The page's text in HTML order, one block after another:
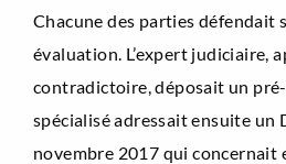
Chacune des parties défendait
évaluation. L’expert judiciaire,
contradictoire, déposait un
spécialisé adressait ensuite un
novembre 2017 qui concernait